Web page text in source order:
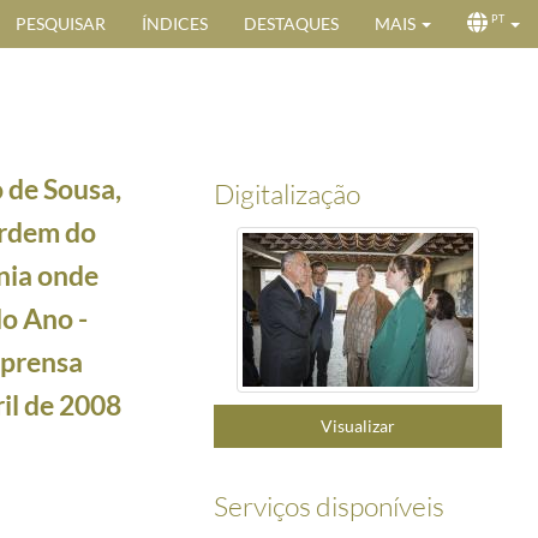
PESQUISAR ÍNDICES DESTAQUES MAIS PT
do estudo “Investimento Empresarial e o Crescimento da Economia Portuguesa”, a 20
Mundial de Saúde de 2018, promovida pelo Coimbra Health - Centro Académico e
dos Agricultores de Portugal (CAP), a 20 de abril de 2008
do Corpo Diplomático, organizado, em dezembro de 2017, pela Associação das
o Prémio Personalidade do Ano - Martha de la Cal 2017 da Associação da
Digitalização
Visualizar
Serviços disponíveis
Sousa,
do
onde
Ano -
de 2008